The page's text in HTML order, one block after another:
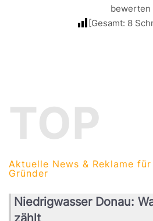
bewerten
[Gesamt: 8
TOP
Aktuelle News & Reklame
Gründer
Niedrigwasser Donau:
zählt